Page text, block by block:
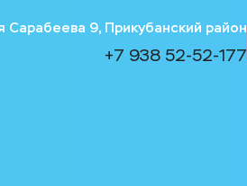
Сарабеева 9, Прикубанский район
+7 938 52-52-177